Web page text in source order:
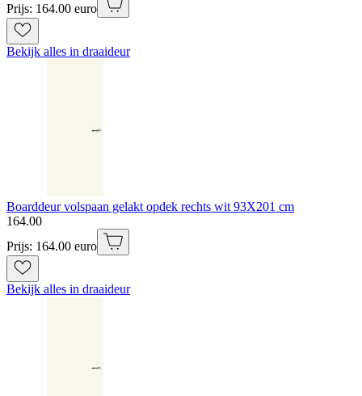
Prijs: 164.00 euro
Bekijk alles in draaideur
Boarddeur volspaan gelakt opdek rechts wit 93X201 cm
164.00
Prijs: 164.00 euro
Bekijk alles in draaideur